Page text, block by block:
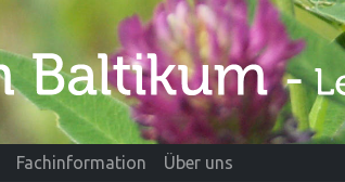
Fachinformation Über uns